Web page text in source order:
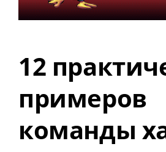
12
примеров
команды